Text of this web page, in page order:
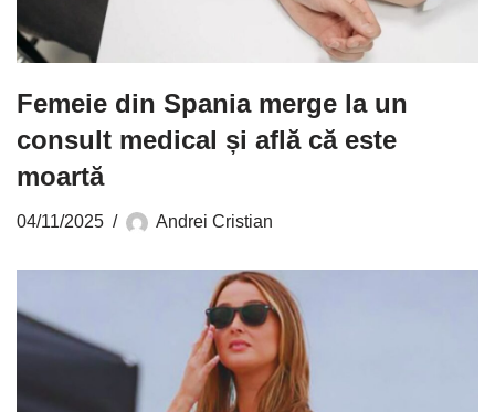
Femeie din Spania merge la un
consult medical și află că este
moartă
04/11/2025 Andrei Cristian